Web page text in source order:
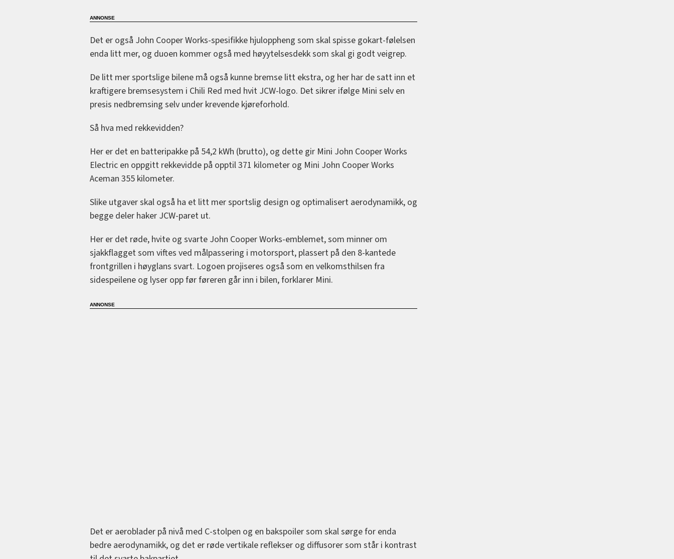
Det er også John Cooper Works-spesifikke hjuloppheng som skal spisse gokart-følelsen
enda litt mer, og duoen kommer også med høyytelsesdekk som skal gi godt veigrep.
De litt mer sportslige bilene må også kunne bremse litt ekstra, og her har de satt inn et
kraftigere bremsesystem i Chili Red med hvit JCW-logo. Det sikrer ifølge Mini selv en
presis nedbremsing selv under krevende kjøreforhold.
Så hva med rekkevidden?
Her er det en batteripakke på 54,2 kWh (brutto), og dette gir Mini John Cooper Works
Electric en oppgitt rekkevidde på opptil 371 kilometer og Mini John Cooper Works
Aceman 355 kilometer.
Slike utgaver skal også ha et litt mer sportslig design og optimalisert aerodynamikk, og
begge deler haker JCW-paret ut.
Her er det røde, hvite og svarte John Cooper Works-emblemet, som minner om
sjakkflagget som viftes ved målpassering i motorsport, plassert på den 8-kantede
frontgrillen i høyglans svart. Logoen projiseres også som en velkomsthilsen fra
sidespeilene og lyser opp før føreren går inn i bilen, forklarer Mini.
Det er aeroblader på nivå med C-stolpen og en bakspoiler som skal sørge for enda
bedre aerodynamikk, og det er røde vertikale reflekser og diffusorer som står i kontrast